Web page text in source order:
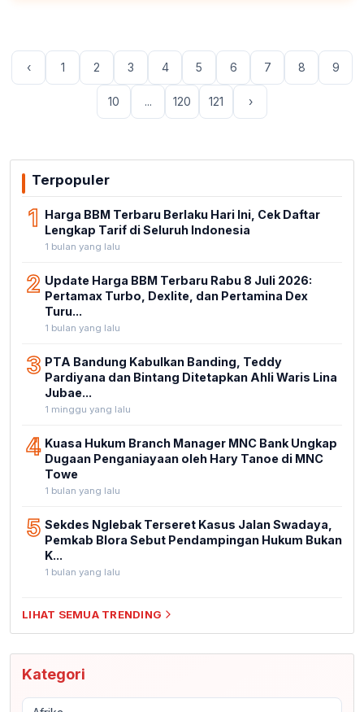
‹ 1 2 3 4 5 6 7 8 9
10 ... 120 121 ›
Terpopuler
1 Harga BBM Terbaru Berlaku Hari Ini, Cek Daftar
Lengkap Tarif di Seluruh Indonesia
1 bulan yang lalu
2 Update Harga BBM Terbaru Rabu 8 Juli 2026:
Pertamax Turbo, Dexlite, dan Pertamina Dex
Turu...
1 bulan yang lalu
3 PTA Bandung Kabulkan Banding, Teddy
Pardiyana dan Bintang Ditetapkan Ahli Waris Lina
Jubae...
1 minggu yang lalu
4 Kuasa Hukum Branch Manager MNC Bank Ungkap
Dugaan Penganiayaan oleh Hary Tanoe di MNC
Towe
1 bulan yang lalu
5 Sekdes Nglebak Terseret Kasus Jalan Swadaya,
Pemkab Blora Sebut Pendampingan Hukum Bukan
K...
1 bulan yang lalu
LIHAT SEMUA TRENDING
Kategori